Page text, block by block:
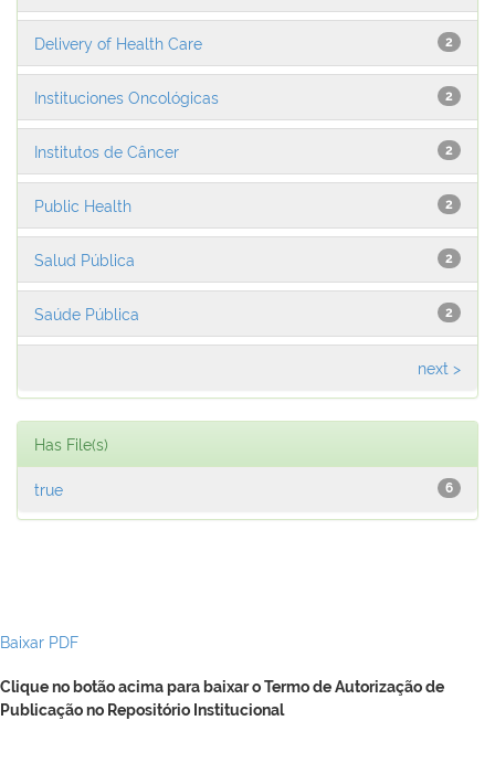
2
Delivery of Health Care
2
Instituciones Oncológicas
2
Institutos de Câncer
2
Public Health
2
Salud Pública
2
Saúde Pública
next >
Has File(s)
6
true
Baixar PDF
Clique no botão acima para baixar o Termo de Autorização de
Publicação no Repositório Institucional